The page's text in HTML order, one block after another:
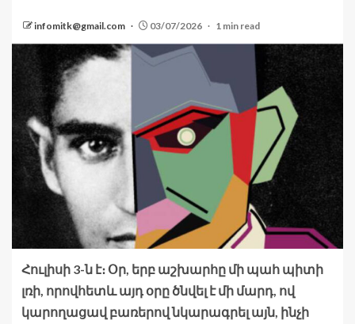
infomitk@gmail.com 03/07/2026 1 min read
Հուլիսի 3-ն է։ Օր, երբ աշխարհը մի պահ պիտի
լռի, որովհետև այդ օրը ծնվել է մի մարդ, ով
կարողացավ բառերով նկարագրել այն, ինչի